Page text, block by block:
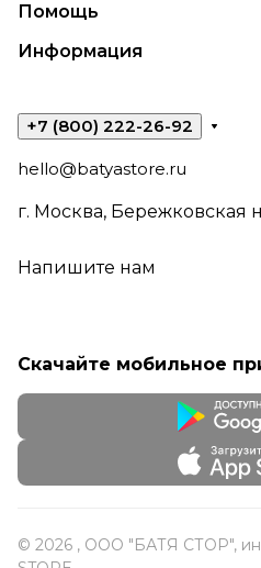
Помощь
Информация
+7 (800) 222-26-92
hello@batyastore.ru
г. Москва, Бережковская
Напишите нам
Скачайте мобильное
© 2026 , ООО "БАТЯ СТОР",